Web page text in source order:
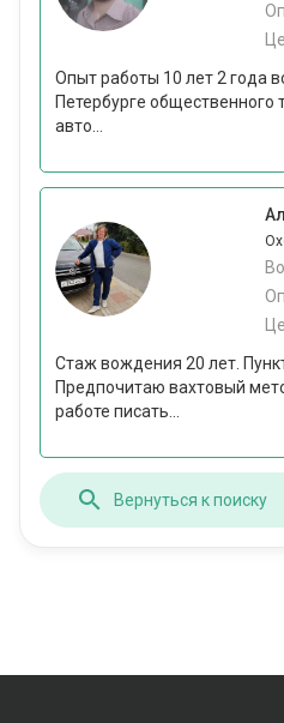
Опыт работы 10 лет 2 года
Петербурге общественного
авто...
Стаж вождения 20 лет.
Предпочитаю вахтовый
работе писать...
Вернуться к поиску